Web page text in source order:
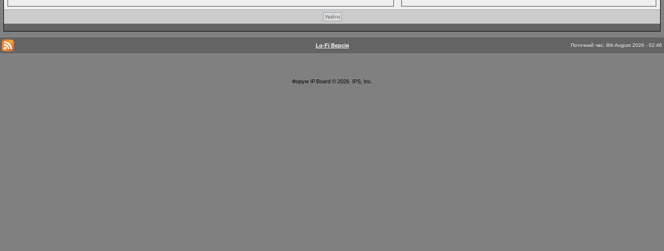
Lo-Fi Версія Поточний час: 8th August 2026 - 02:46
Форум IP.Board© 2026 IPS, Inc